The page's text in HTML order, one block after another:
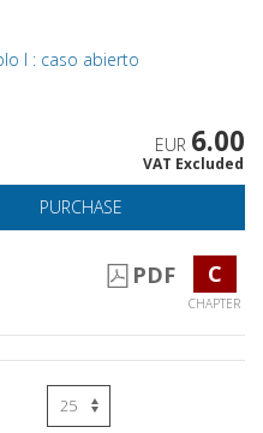
I : caso abierto
EUR 6.00
VAT Excluded
PURCHASE
PDF C
CHAPTER